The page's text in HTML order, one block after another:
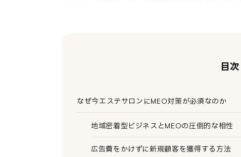
目次
なぜ今エステサロンにMEO対策が必須なのか
地域密着型ビジネスとMEOの圧倒的な相性
広告費をかけずに新規顧客を獲得する方法